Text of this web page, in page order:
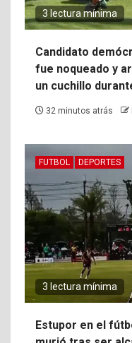
3 lectura mínima
Candidato
fue noqueado y
un cuchillo
32 minutos atrás
FUTBOL DEPORTES
3 lectura mínima
Estupor en el